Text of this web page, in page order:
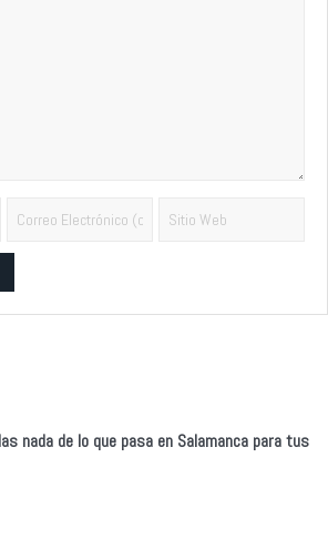
nada de lo que pasa en Salamanca para tus